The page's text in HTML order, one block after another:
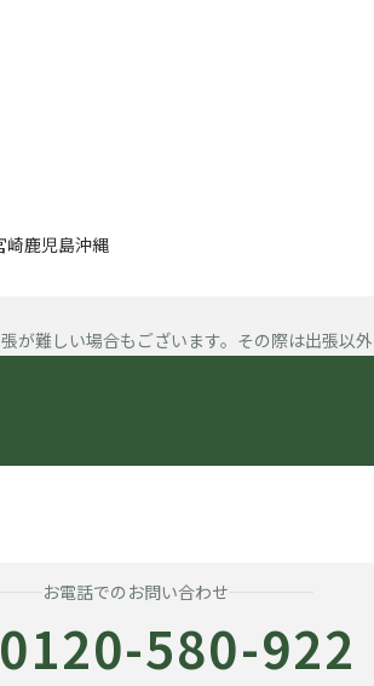
崎鹿児島沖縄
が難しい場合もございます。その際は出張以
お電話でのお問い合わせ
580-922